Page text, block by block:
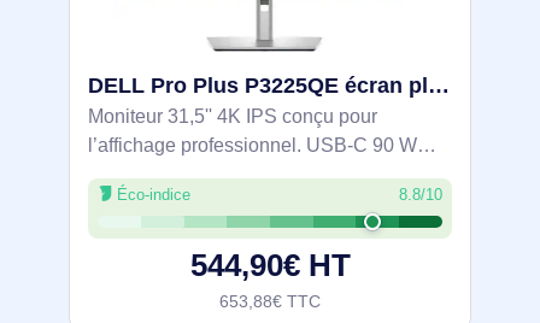
DELL Pro Plus P3225QE écran plat de PC 80 cm (31.5") 3840 x 2160 pixels 4K Ultra HD LCD Noir, Gris - DELL-P3225QE
Moniteur 31,5'' 4K IPS conçu pour
l’affichage professionnel. USB‑C 90 W
avec hub et RJ45 pour vidéo, données et
réseau via un seul câble; ports frontaux
escamotables pour un accès rapide.
Éco-indice 8.8/10
544,90€ HT
653,88€ TTC